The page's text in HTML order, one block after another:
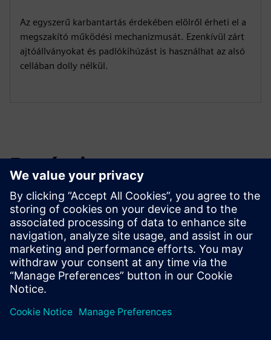
Az egyszerű karbantartás érdekében elölről érheti el a
megszakító működési mechanizmusát. Ezenkívül zárt
ajtóállványokat és padlókihúzást is használhat az alsó
cellában dolly nélkül.
Források
Letöltés
GMSG-GCB használati útmutató (angol)
GMSG-GCB szórólap